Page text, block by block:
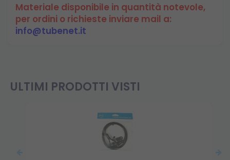
Materiale disponibile in quantità notevole,
per ordini o richieste inviare mail a:
info@tubenet.it
ULTIMI PRODOTTI VISTI